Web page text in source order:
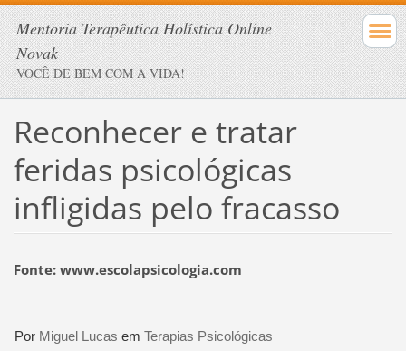
Mentoria Terapêutica Holística Online
Novak
VOCÊ DE BEM COM A VIDA!
Reconhecer e tratar
feridas psicológicas
infligidas pelo fracasso
Fonte: www.escolapsicologia.com
Por Miguel Lucas em Terapias Psicológicas